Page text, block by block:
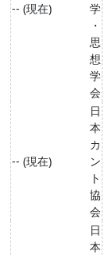
-- (現在)
学
・
思
想
学
会
-- (現在)
日
本
カ
ン
ト
協
会
日
本